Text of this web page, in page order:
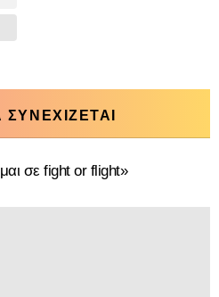
σε fight or flight»